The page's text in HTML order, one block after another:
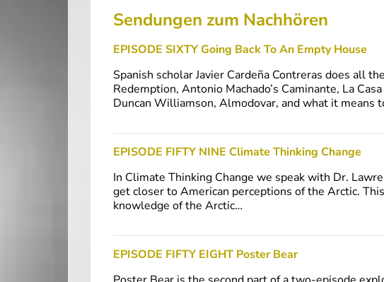
Sendungen zum Nachhören
EPISODE SIXTY Going Back To An Empty House
Spanish scholar Javier Cardeña Contreras does all
Redemption, Antonio Machado’s Caminante, La
Duncan Williamson, Almodovar, and what it means
EPISODE FIFTY NINE Climate Thinking Change
In Climate Thinking Change we speak with Dr.
get closer to American perceptions of the Arctic.
knowledge of the Arctic…
EPISODE FIFTY EIGHT Poster Bear